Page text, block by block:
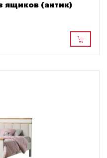
ящиков (антик)